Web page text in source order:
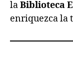
laBiblioteca
enriquezca la